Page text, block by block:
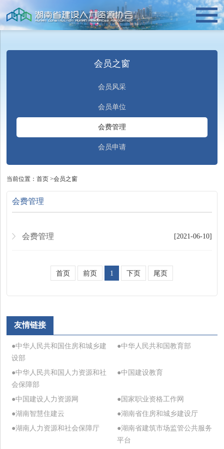
会员之窗
会员风采
会员单位
会费管理
会员申请
当前位置：首页 >会员之窗
会费管理
[2021-06-10]
会费管理
首页 前页 1 下页 尾页
友情链接
●中华人民共和国住房和城乡建
设部
●中华人民共和国教育部
●中华人民共和国人力资源和社
会保障部
●中国建设教育
●中国建设人力资源网
●国家职业资格工作网
●湖南智慧住建云
●湖南省住房和城乡建设厅
●湖南人力资源和社会保障厅
●湖南省建筑市场监管公共服务
平台